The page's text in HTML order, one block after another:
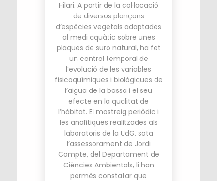
Hilari. A partir de la col·locació
de diversos plançons
d’espècies vegetals adaptades
al medi aquàtic sobre unes
plaques de suro natural, ha fet
un control temporal de
l’evolució de les variables
fisicoquímiques i biològiques de
l’aigua de la bassa i el seu
efecte en la qualitat de
l’hàbitat. El mostreig periòdic i
les analítiques realitzades als
laboratoris de la UdG, sota
l’assessorament de Jordi
Compte, del Departament de
Ciències Ambientals, li han
permès constatar que